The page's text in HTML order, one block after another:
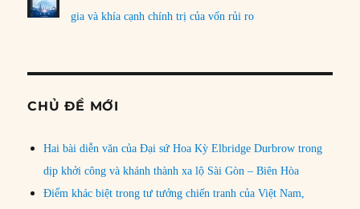
gia và khía cạnh chính trị của vốn rủi ro
CHỦ ĐỀ MỚI
Hai bài diễn văn của Đại sứ Hoa Kỳ Elbridge Durbrow trong
dịp khởi công và khánh thành xa lộ Sài Gòn – Biên Hòa
Điểm khác biệt trong tư tưởng chiến tranh của Việt Nam,